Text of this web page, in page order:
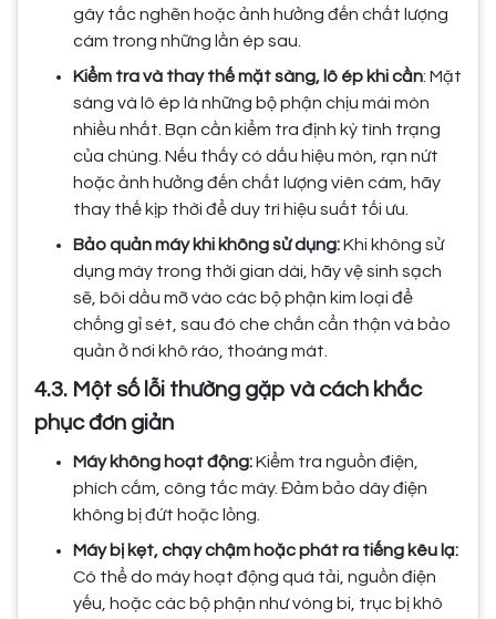
gây tắc nghẽn hoặc ảnh hưởng đến chất lượng
cám trong những lần ép sau.
Kiểm tra và thay thế mặt sàng, lô ép khi cần: Mặt
sàng và lô ép là những bộ phận chịu mài mòn
nhiều nhất. Bạn cần kiểm tra định kỳ tình trạng
của chúng. Nếu thấy có dấu hiệu mòn, rạn nứt
hoặc ảnh hưởng đến chất lượng viên cám, hãy
thay thế kịp thời để duy trì hiệu suất tối ưu.
Bảo quản máy khi không sử dụng:Khi không sử
dụng máy trong thời gian dài, hãy vệ sinh sạch
sẽ, bôi dầu mỡ vào các bộ phận kim loại để
chống gỉ sét, sau đó che chắn cẩn thận và bảo
quản ở nơi khô ráo, thoáng mát.
4.3. Một số lỗi thường gặp và cách khắc
phục đơn giản
Máy không hoạt động:Kiểm tra nguồn điện,
phích cắm, công tắc máy. Đảm bảo dây điện
không bị đứt hoặc lỏng.
Máy bị kẹt, chạy chậm hoặc phát ra tiếng kêu lạ:
Có thể do máy hoạt động quá tải, nguồn điện
yếu, hoặc các bộ phận như vòng bi, trục bị khô